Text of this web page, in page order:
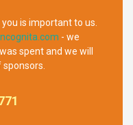
is important to us.
- we
spent and we will